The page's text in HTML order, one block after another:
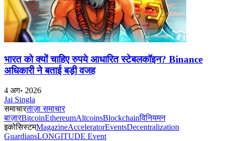
भारत को क्यों चाहिए रुपये आधारित स्टेबलकॉइन? Binance
अधिकारी ने बताई बड़ी वजह
4 अग॰ 2026
Jai Singla
समाचारताज़ा समाचार
बाज़ारBitcoinEthereumAltcoinsBlockchainविनियमन
इकोसिस्टमMagazineAcceleratorEventsDecentralization
GuardiansLONGITUDE Event